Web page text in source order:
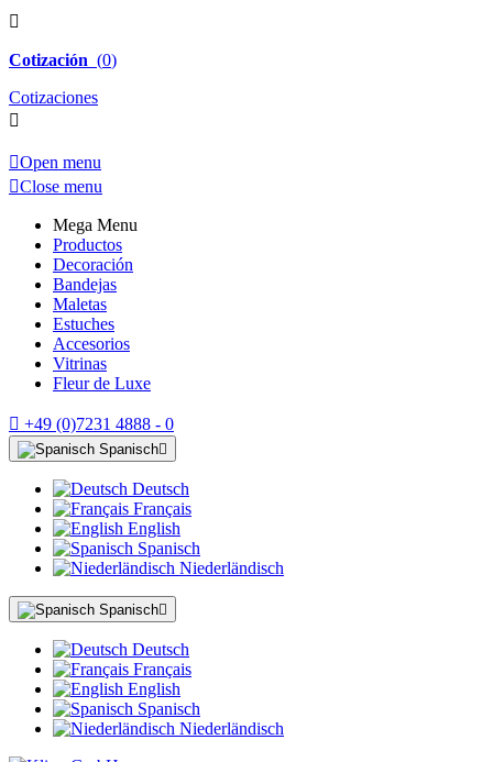

Cotización (0)
Cotizaciones

Open menu
Close menu
Mega Menu
Productos
Decoración
Bandejas
Maletas
Estuches
Accesorios
Vitrinas
Fleur de Luxe
 +49 (0)7231 4888 - 0
Spanisch
Deutsch
Français
English
Spanisch
Niederländisch
Spanisch
Deutsch
Français
English
Spanisch
Niederländisch